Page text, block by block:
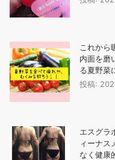
これから
内面を磨
る夏野菜
投稿:
エスグラ
ィーナス
なく健康